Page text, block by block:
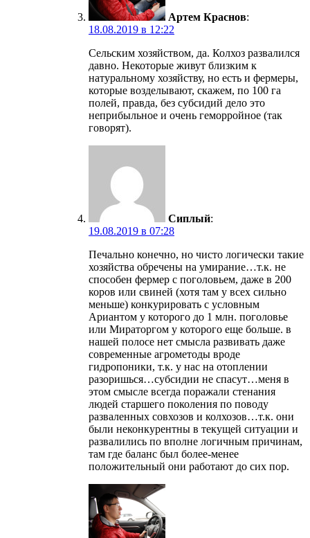
Артем Краснов:
18.08.2019 в 12:22
Сельским хозяйством, да. Колхоз развалился
давно. Некоторые живут близким к
натуральному хозяйству, но есть и фермеры,
которые возделывают, скажем, по 100 га
полей, правда, без субсидий дело это
неприбыльное и очень геморройное (так
говорят).
Сиплый:
19.08.2019 в 07:28
Печально конечно, но чисто логически такие
хозяйства обречены на умирание…т.к. не
способен фермер с поголовьем, даже в 200
коров или свиней (хотя там у всех сильно
меньше) конкурировать с условным
Ариантом у которого до 1 млн. поголовье
или Мираторгом у которого еще больше. в
нашей полосе нет смысла развивать даже
современные агрометоды вроде
гидропоники, т.к. у нас на отоплении
разоришься…субсидии не спасут…меня в
этом смысле всегда поражали стенания
людей старшего поколения по поводу
разваленных совхозов и колхозов…т.к. они
были неконкурентны в текущей ситуации и
развалились по вполне логичным причинам,
там где баланс был более-менее
положительный они работают до сих пор.